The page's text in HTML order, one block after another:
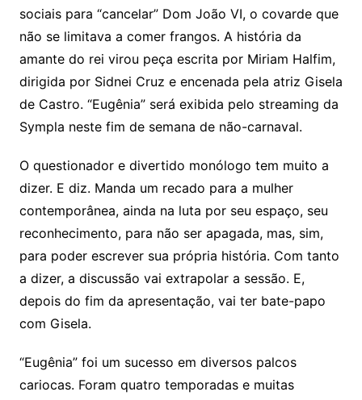
sociais para “cancelar” Dom João VI, o covarde que
não se limitava a comer frangos. A história da
amante do rei virou peça escrita por Miriam Halfim,
dirigida por Sidnei Cruz e encenada pela atriz Gisela
de Castro. “Eugênia” será exibida pelo streaming da
Sympla neste fim de semana de não-carnaval.
O questionador e divertido monólogo tem muito a
dizer. E diz. Manda um recado para a mulher
contemporânea, ainda na luta por seu espaço, seu
reconhecimento, para não ser apagada, mas, sim,
para poder escrever sua própria história. Com tanto
a dizer, a discussão vai extrapolar a sessão. E,
depois do fim da apresentação, vai ter bate-papo
com Gisela.
“Eugênia” foi um sucesso em diversos palcos
cariocas. Foram quatro temporadas e muitas